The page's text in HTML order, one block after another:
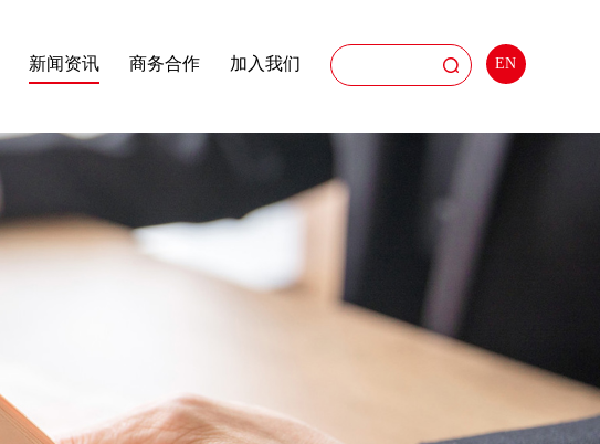
EN
新闻资讯 商务合作 加入我们